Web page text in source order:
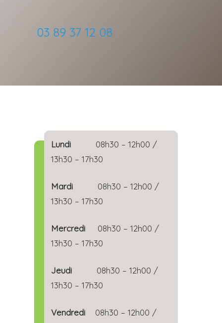
03 89 37 12 08
Lundi 08h30 – 12h00 /
13h30 – 17h30
Mardi
08h30 – 12h00 /
13h30 – 17h30
Mercredi 08h30 – 12h00 /
13h30 – 17h30
Jeudi
08h30 – 12h00 /
13h30 – 17h30
Vendredi 08h30 – 12h00 /